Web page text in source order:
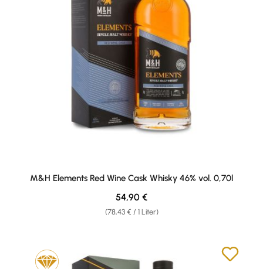
M&H Elements Red Wine Cask Whisky 46% vol. 0,70l
(78,43 € / 1 Liter)
Regulärer Preis:
54,90 €